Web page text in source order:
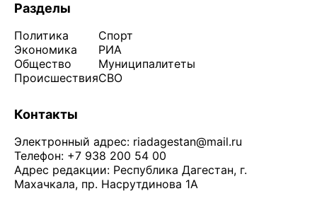
Разделы
Политика
Экономика
Общество
Происшествия
Спорт
РИА
Муниципалитеты
СВО
Контакты
Электронный адрес: riadagestan@mail.ru
Телефон: +7 938 200 54 00
Адрес редакции: Республика Дагестан, г.
Махачкала, пр. Насрутдинова 1А